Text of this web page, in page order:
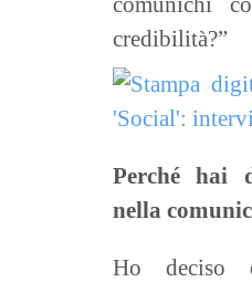
credibilità?”
Perché hai
nella
Ho deciso